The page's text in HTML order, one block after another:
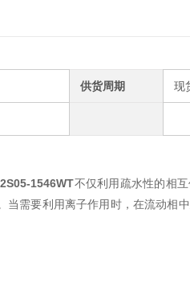
供货周期 现
1546WT不仅利用疏水性的相
需要利用离子作用时，在流动相